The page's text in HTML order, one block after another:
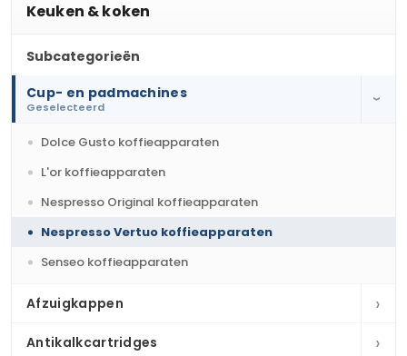
Keuken & koken
Subcategorieën
Cup- en padmachines
Geselecteerd
›
Dolce Gusto koffieapparaten
L'or koffieapparaten
Nespresso Original koffieapparaten
Nespresso Vertuo koffieapparaten
Senseo koffieapparaten
Afzuigkappen ›
Antikalkcartridges ›